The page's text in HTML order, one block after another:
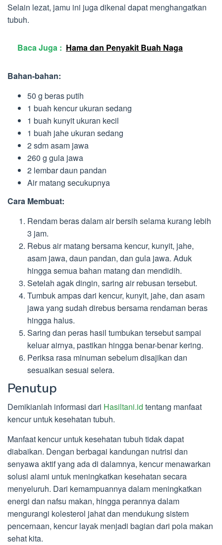
Selain lezat, jamu ini juga dikenal dapat menghangatkan
tubuh.
Baca Juga : Hama dan Penyakit Buah Naga
Bahan-bahan:
50 g beras putih
1 buah kencur ukuran sedang
1 buah kunyit ukuran kecil
1 buah jahe ukuran sedang
2 sdm asam jawa
260 g gula jawa
2 lembar daun pandan
Air matang secukupnya
Cara Membuat:
Rendam beras dalam air bersih selama kurang lebih
3 jam.
Rebus air matang bersama kencur, kunyit, jahe,
asam jawa, daun pandan, dan gula jawa. Aduk
hingga semua bahan matang dan mendidih.
Setelah agak dingin, saring air rebusan tersebut.
Tumbuk ampas dari kencur, kunyit, jahe, dan asam
jawa yang sudah direbus bersama rendaman beras
hingga halus.
Saring dan peras hasil tumbukan tersebut sampai
keluar airnya, pastikan hingga benar-benar kering.
Periksa rasa minuman sebelum disajikan dan
sesuaikan sesuai selera.
Penutup
Demikianlah informasi dari Hasiltani.id tentang manfaat
kencur untuk kesehatan tubuh.
Manfaat kencur untuk kesehatan tubuh tidak dapat
diabaikan. Dengan berbagai kandungan nutrisi dan
senyawa aktif yang ada di dalamnya, kencur menawarkan
solusi alami untuk meningkatkan kesehatan secara
menyeluruh. Dari kemampuannya dalam meningkatkan
energi dan nafsu makan, hingga perannya dalam
mengurangi kolesterol jahat dan mendukung sistem
pencernaan, kencur layak menjadi bagian dari pola makan
sehat kita.